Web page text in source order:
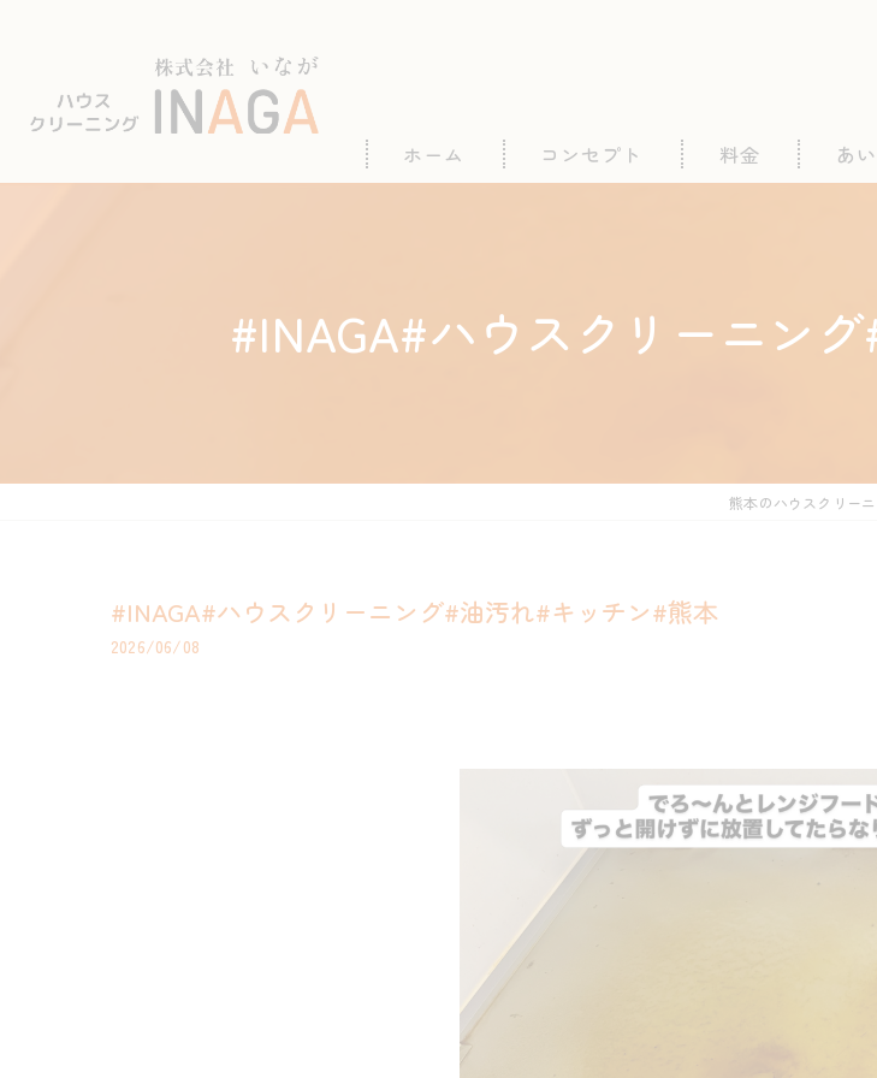
ホーム コンセプト 料金 あ
#INAGA#ハウスクリーニン
熊本のハウスクリー
#INAGA#ハウスクリーニング#油汚れ#キッチン#熊本
2026/06/08